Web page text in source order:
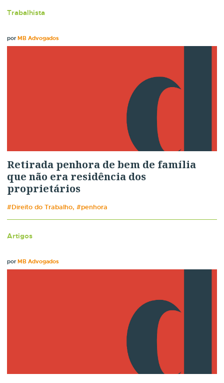
Trabalhista
porMB Advogados
Retirada penhora de bem de família
que não era residência dos
proprietários
#Direito do Trabalho, #penhora
Artigos
porMB Advogados